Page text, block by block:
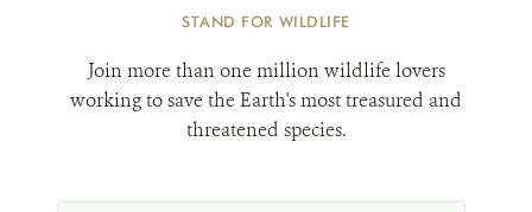
STAND FOR WILDLIFE
Join more than one million wildlife lovers
working to save the Earth's most treasured and
threatened species.